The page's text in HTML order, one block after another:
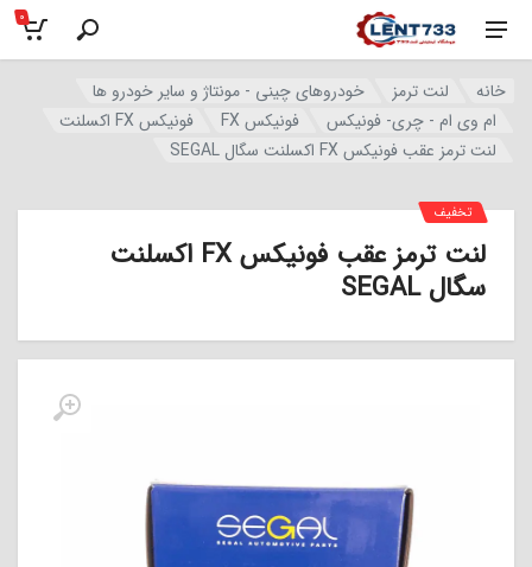
0
خانه لنت ترمز
خودروهای چینی - مونتاژ و سایر خودرو ها
ام وی ام - چری- فونیکس
فونیکس FX
فونیکس FX اکسلنت
لنت ترمز عقب فونیکس FX اکسلنت سگال SEGAL
لنت ترمز عقب فونیکس FX اکسلنت
سگال SEGAL
تخفیف